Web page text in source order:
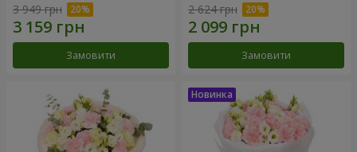
3 949 грн
Замовити
2 624 грн
Замовити